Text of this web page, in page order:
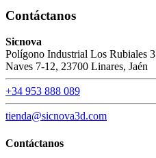
Contáctanos
Sicnova
Polígono Industrial Los Rubiales 3
Naves 7-12, 23700 Linares, Jaén
+34 953 888 089
tienda@sicnova3d.com
Contáctanos